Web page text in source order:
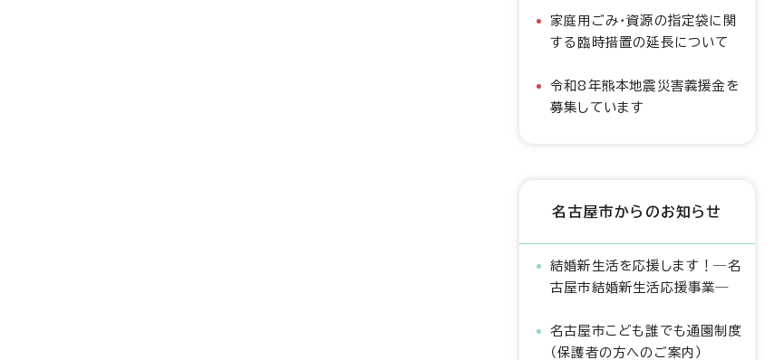
家庭用ごみ・資源の指定袋に関
する臨時措置の延長について
令和8年熊本地震災害義援金を
募集しています
名古屋市からのお知らせ
結婚新生活を応援します！―名
古屋市結婚新生活応援事業―
名古屋市こども誰でも通園制度
（保護者の方へのご案内）